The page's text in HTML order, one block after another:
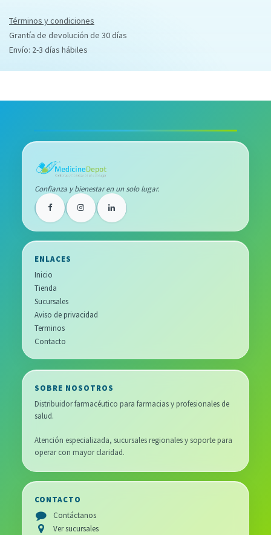
Términos y condiciones
Grantía de devolución de 30 días
Envío: 2-3 días hábiles
Confianza y bienestar en un solo lugar.
ENLACES
Inicio
Tienda
Sucursales
Aviso de privacidad
Terminos
Contacto
SOBRE NOSOTROS
Distribuidor farmacéutico para farmacias y profesionales de
salud.
Atención especializada, sucursales regionales y soporte para
operar con mayor claridad.
CONTACTO
Contáctanos
Ver sucursales